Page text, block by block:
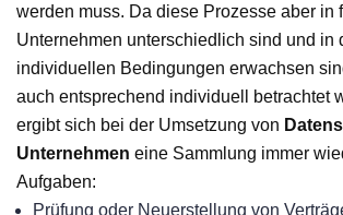
werden muss. Da diese Prozesse aber in
Unternehmen unterschiedlich sind und in
individuellen Bedingungen erwachsen
auch entsprechend individuell betrachtet
ergibt sich bei der Umsetzung von
Unternehmen eine Sammlung immer
Aufgaben:
Prüfung oder Neuerstellung von